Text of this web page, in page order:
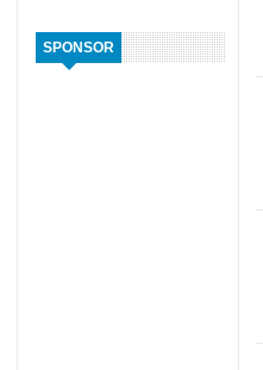
SPONSOR